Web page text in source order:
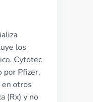
los
Cytotec
por Pfizer,
en otros
(Rx) y no